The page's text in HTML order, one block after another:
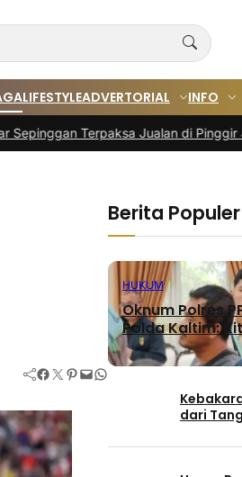
LIFESTYLEADVERTORIAL INFO
Jualan di Pinggir Jalan|
Facebook Twitter Pinterest Mail WhatsApp
Berita Populer
HUKUM
Oknum Polres
Polda Kaltim:
dari